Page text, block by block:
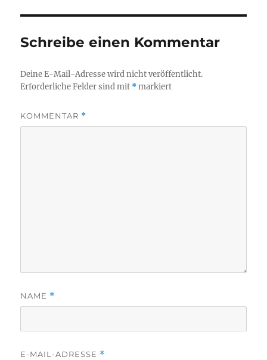
Schreibe einen Kommentar
Deine E-Mail-Adresse wird nicht veröffentlicht.
Erforderliche Felder sind mit *markiert
KOMMENTAR *
NAME *
E-MAIL-ADRESSE *